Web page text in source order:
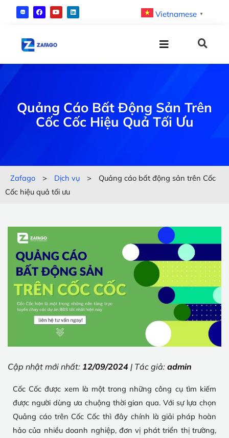
Vietnamese ▼
Quảng Cáo Bất Động Sản Trên
Cốc Cốc Hiệu Quả Tối Ưu
Zafago > Dịch vụ >
Quảng cáo bất động sản trên Cốc
Cốc hiệu quả tối ưu
Cập nhật mới nhất: 12/09/2024 | Tác giả: admin
Cốc Cốc được xem là một trong những công cụ tìm kiếm
được người dùng ưa chuộng thời gian qua. Với sự lựa chọn
Quảng cáo trên Cốc Cốc thì đây chính là giải pháp hoàn
hảo của nhiều doanh nghiệp, đơn vị phát triển thị trường,